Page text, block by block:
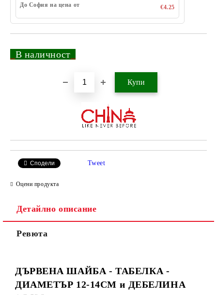
До София на цена от
€4.25
В наличност
Сподели Tweet
Оцени продукта
Детайлно описание
Ревюта
ДЪРВЕНА ШАЙБА - ТАБЕЛКА -
ДИАМЕТЪР 12-14СМ и ДЕБЕЛИНА